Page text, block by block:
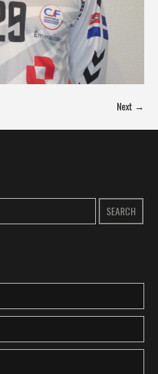
Next →
SEARCH